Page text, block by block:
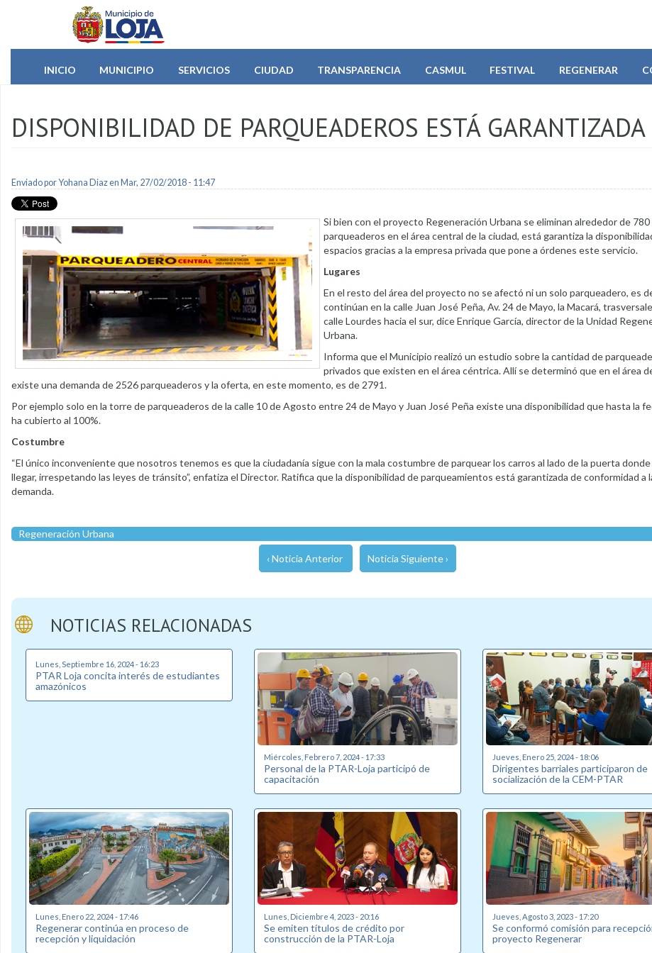
Pasar al contenido principal
INICIO
MUNICIPIO SERVICIOS CIUDAD TRANSPARENCIA CASMUL FESTIVAL REGENERAR
DISPONIBILIDAD DE PARQUEADEROS ESTÁ GARANTIZADA
Enviado porYohana Diazen Mar, 27/02/2018 - 11:47
Si bien con el proyecto Regeneración Urbana se eliminan alrededor de 780
parqueaderos en el área central de la ciudad, está garantiza la
espacios gracias a la empresa privada que pone a órdenes este servicio.
Lugares
En el resto del área del proyecto no se afectó ni un solo parqueadero, es
continúan en la calle Juan José Peña, Av. 24 de Mayo, la Macará,
calle Lourdes hacia el sur, dice Enrique García, director de la Unidad
Urbana.
Informa que el Municipio realizó un estudio sobre la cantidad de
privados que existen en el área céntrica. Allí se determinó que en el área
existe una demanda de 2526 parqueaderos y la oferta, en este momento, es de 2791.
Por ejemplo solo en la torre de parqueaderos de la calle 10 de Agosto entre 24 de Mayo y Juan José Peña existe una disponibilidad que hasta la
ha cubierto al 100%.
Costumbre
“El único inconveniente que nosotros tenemos es que la ciudadanía sigue con la mala costumbre de parquear los carros al lado de la puerta
llegar, irrespetando las leyes de tránsito”, enfatiza el Director. Ratifica que la disponibilidad de parqueamientos está garantizada de conformidad a
demanda.
Regeneración Urbana
‹ Noticia Anterior Noticia Siguiente ›
NOTICIAS RELACIONADAS
Lunes, Septiembre 16, 2024 - 16:23
PTAR Loja concita interés de estudiantes
amazónicos
Miércoles, Febrero 7, 2024 - 17:33
Personal de la PTAR-Loja participó de
capacitación
Jueves, Enero 25, 2024 - 18:06
Dirigentes barriales participaron de
socialización de la CEM-PTAR
Lunes, Enero 22, 2024 - 17:46
Regenerar continúa en proceso de
recepción y liquidación
Lunes, Diciembre 4, 2023 - 20:16
Se emiten títulos de crédito por
construcción de la PTAR-Loja
Jueves, Agosto 3, 2023 - 17:20
Se conformó comisión para
proyecto Regenerar